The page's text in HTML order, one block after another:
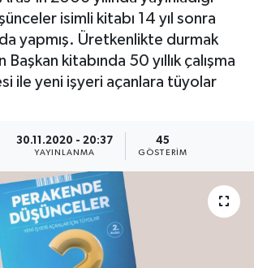
isimli kitabı 14 yıl sonra
da yapmış. Üretkenlikte durmak
Başkan kitabında 50 yıllık çalışma
ile yeni işyeri açanlara tüyolar
30.11.2020 - 20:37
YAYINLANMA
45
GÖSTERIM